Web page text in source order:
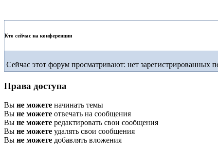
Кто сейчас на конференции
Сейчас этот форум просматривают: нет зарегистрированных
Права доступа
Вы не можете начинать темы
Вы не можете отвечать на сообщения
Вы не можете редактировать свои сообщения
Вы не можете удалять свои сообщения
Вы не можете добавлять вложения